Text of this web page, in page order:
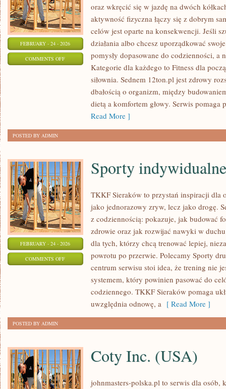
FEBRUARY - 24 - 2026
COMMENTS OFFON
oraz wkręcić się w jazdę na dwóch
aktywność fizyczna łączy się z dobrym
celów jest oparte na konsekwencji. Jeśli
działania albo chcesz uporządkować
pomysły dopasowane do codzienności, a
Kategorie dla każdego to Fitness dla
siłownia. Sednem 12ton.pl jest zdrowy
dbałością o organizm, między
dietą a komfortem głowy. Serwis pomaga
Read More ]
POSTED BY ADMIN
FEBRUARY - 24 - 2026
COMMENTS OFFON
INDYWIDUALNE
Sporty indywidualne
TKKF Sieraków to przystań inspiracji dla
jako jednorazowy zryw, lecz jako drogę.
z codziennością: pokazuje, jak budować
zdrowie oraz jak rozwijać nawyki w
dla tych, którzy chcą trenować lepiej,
powrotu po przerwie. Polecamy Sporty
centrum serwisu stoi idea, że trening nie
systemem, który powinien pasować do
codziennego. TKKF Sieraków pomaga
uwzględnia odnowę, a [ Read More ]
POSTED BY ADMIN
Coty Inc. (USA)
johnmasters-polska.pl to serwis dla osób,